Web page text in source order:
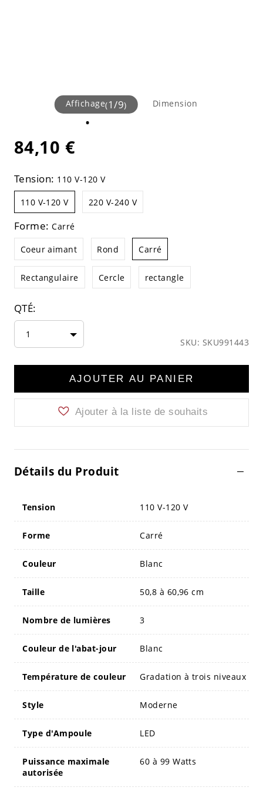
Affichage(1/9) Dimension
84,10 €
Tension: 110 V-120 V
110 V-120 V 220 V-240 V
Forme:Carré
Coeur aimant Rond Carré
Rectangulaire Cercle rectangle
QTÉ:
1
SKU: SKU991443
AJOUTER AU PANIER
Ajouter à la liste de souhaits
Détails du Produit
Tension 110 V-120 V
Forme Carré
Couleur Blanc
Taille 50,8 à 60,96 cm
Nombre de lumières 3
Couleur de l'abat-jour Blanc
Température de couleur Gradation à trois niveaux
Style Moderne
Type d'Ampoule LED
Puissance maximale
autorisée
60 à 99 Watts